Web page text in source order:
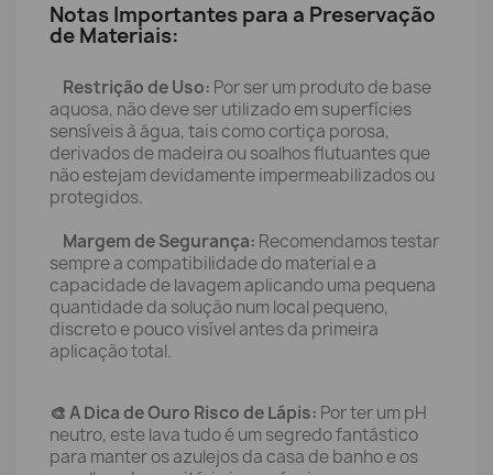
Notas Importantes para a Preservação
de Materiais:
Restrição de Uso: Por ser um produto de base
aquosa, não deve ser utilizado em superfícies
sensíveis à água, tais como cortiça porosa,
derivados de madeira ou soalhos flutuantes que
não estejam devidamente impermeabilizados ou
protegidos.
Margem de Segurança: Recomendamos testar
sempre a compatibilidade do material e a
capacidade de lavagem aplicando uma pequena
quantidade da solução num local pequeno,
discreto e pouco visível antes da primeira
aplicação total.
🎨 A Dica de Ouro Risco de Lápis: Por ter um pH
neutro, este lava tudo é um segredo fantástico
para manter os azulejos da casa de banho e os